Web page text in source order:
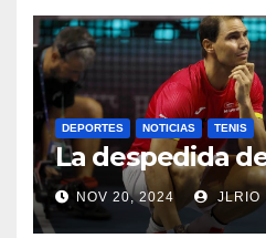
DEPORTES NOTICIAS TENIS
La despedida
NOV 20, 2024 JLRIO